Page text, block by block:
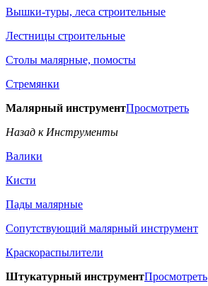
Вышки-туры, леса строительные
Лестницы строительные
Столы малярные, помосты
Стремянки
Малярный инструментПросмотреть
Назад к Инструменты
Валики
Кисти
Пады малярные
Сопутствующий малярный инструмент
Краскораспылители
Штукатурный инструментПросмотреть